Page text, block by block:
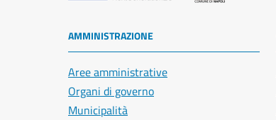
AMMINISTRAZIONE
Aree amministrative
Organi di governo
Municipalità